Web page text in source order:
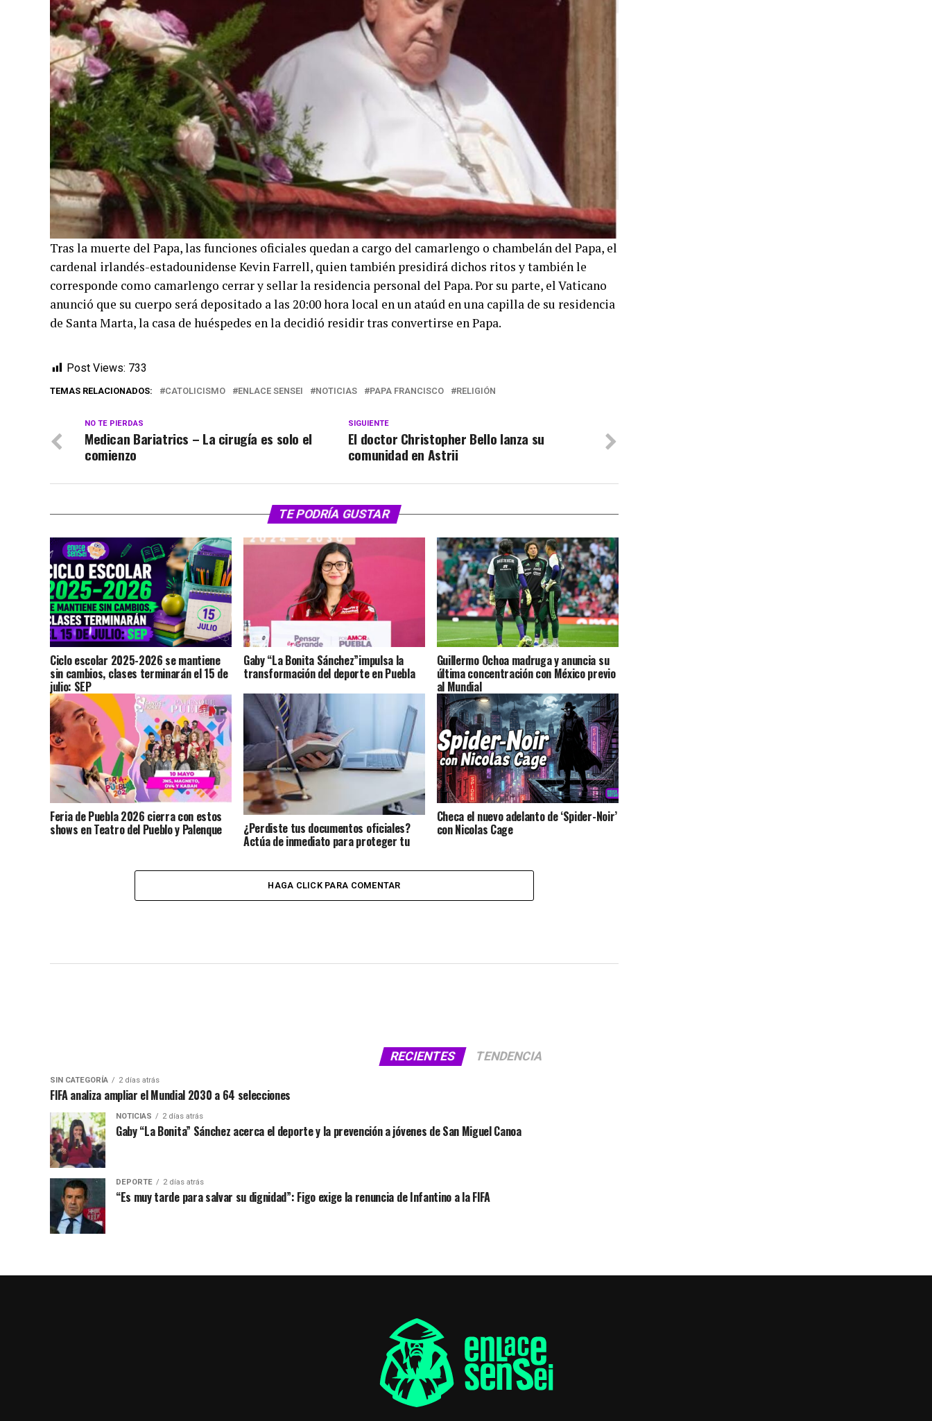
Tras la muerte del Papa, las funciones oficiales quedan a cargo del camarlengo o chambelán del Papa, el
cardenal irlandés-estadounidense Kevin Farrell, quien también presidirá dichos ritos y también le
corresponde como camarlengo cerrar y sellar la residencia personal del Papa. Por su parte, el Vaticano
anunció que su cuerpo será depositado a las 20:00 hora local en un ataúd en una capilla de su residencia
de Santa Marta, la casa de huéspedes en la decidió residir tras convertirse en Papa.
Post Views: 733
TEMAS RELACIONADOS: CATOLICISMO ENLACE SENSEI NOTICIAS PAPA FRANCISCO RELIGIÓN
SIGUIENTE
El doctor Christopher Bello lanza su
comunidad en Astrii
NO TE PIERDAS
Medican Bariatrics – La cirugía es solo el
comienzo
TE PODRÍA GUSTAR
Ciclo escolar 2025-2026 se mantiene
sin cambios, clases terminarán el 15 de
julio: SEP
Gaby “La Bonita Sánchez”impulsa la
transformación del deporte en Puebla
Guillermo Ochoa madruga y anuncia su
última concentración con México previo
al Mundial
Feria de Puebla 2026 cierra con estos
shows en Teatro del Pueblo y Palenque ¿Perdiste tus documentos oficiales?
Actúa de inmediato para proteger tu
Checa el nuevo adelanto de ‘Spider-Noir’
con Nicolas Cage
HAGA CLICK PARA COMENTAR
RECIENTES TENDENCIA
SIN CATEGORÍA 2 días atrás
FIFA analiza ampliar el Mundial 2030 a 64 selecciones
NOTICIAS 2 días atrás
Gaby “La Bonita” Sánchez acerca el deporte y la prevención a jóvenes de San Miguel Canoa
DEPORTE 2 días atrás
“Es muy tarde para salvar su dignidad”: Figo exige la renuncia de Infantino a la FIFA